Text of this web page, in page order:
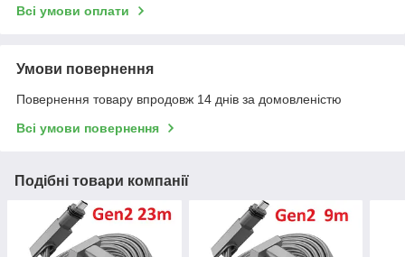
Всі умови оплати
Умови повернення
Повернення товару впродовж 14 днів за домовленістю
Всі умови повернення
Подібні товари компанії